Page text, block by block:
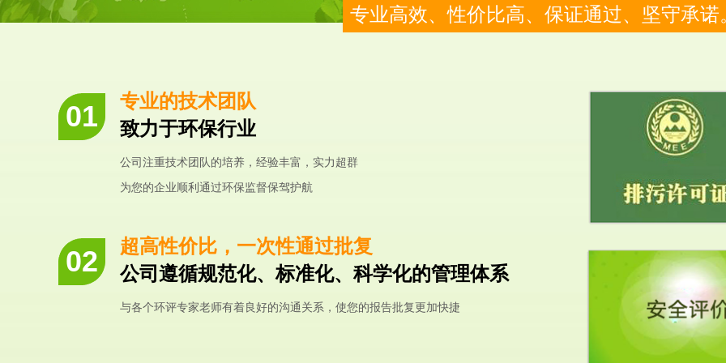
专业高效、性价比高、保证通过、坚守承诺
专业的技术团队
致力于环保行业
公司注重技术团队的培养，经验丰富，实力超群
为您的企业顺利通过环保监督保驾护航
超高性价比，一次性通过批复
公司遵循规范化、标准化、科学化的管理体系
与各个环评专家老师有着良好的沟通关系，使您的报告批复更加快捷